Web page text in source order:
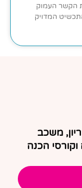
הקשר העמוק
המדויק
משכב
הכנה